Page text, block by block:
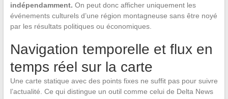
indépendamment. On peut donc afficher uniquement les
événements culturels d’une région montagneuse sans être noyé
par les résultats politiques ou économiques.
Navigation temporelle et flux en
temps réel sur la carte
Une carte statique avec des points fixes ne suffit pas pour suivre
l’actualité. Ce qui distingue un outil comme celui de Delta News